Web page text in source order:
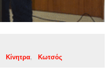
Κίνητρα Κωτσός